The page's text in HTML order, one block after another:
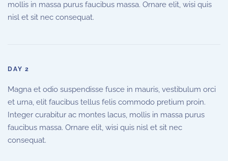
mollis in massa purus faucibus massa. Ornare elit, wisi quis
nisl et sit nec consequat.
DAY 2
Magna et odio suspendisse fusce in mauris, vestibulum orci
et urna, elit faucibus tellus felis commodo pretium proin.
Integer curabitur ac montes lacus, mollis in massa purus
faucibus massa. Ornare elit, wisi quis nisl et sit nec
consequat.